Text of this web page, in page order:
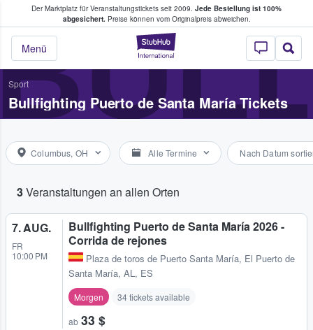
Der Marktplatz für Veranstaltungstickets seit 2009. Jede Bestellung ist 100%
abgesichert.Preise können vom Originalpreis abweichen.
StubHub - Wo
Menü
Tickets kaufen & verkaufen
Sport
Bullfighting Puerto de Santa María Tickets
Columbus, OH Alle Termine Nach Datum
3Veranstaltungen an allen Orten
7. AUG.
FR
10:00 PM
Bullfighting Puerto de Santa María 2026 -
Corrida de rejones
Plaza de toros de Puerto Santa María, El Puerto de
Santa María, AL, ES
Morgen 34 tickets available
ab 33 $